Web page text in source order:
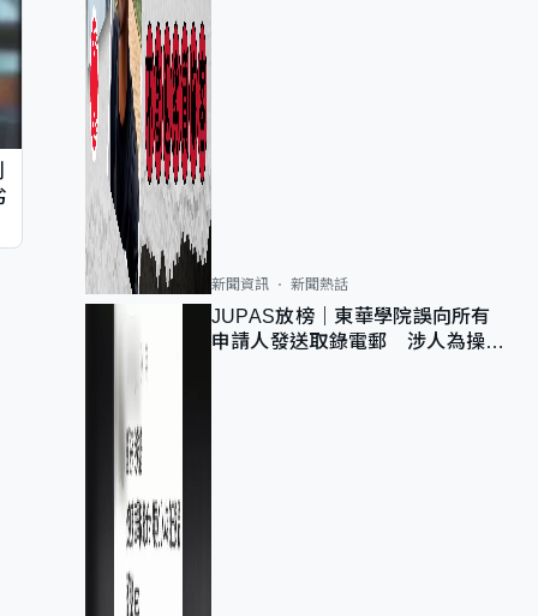
新聞資訊 新聞熱話
JUPAS放榜｜東華學院誤向所有
申請人發送取錄電郵 涉人為操作